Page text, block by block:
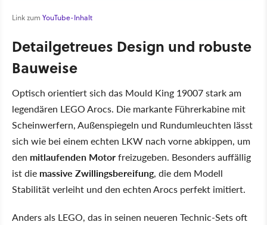
Link zum YouTube-Inhalt
Detailgetreues Design und robuste
Bauweise
Optisch orientiert sich das Mould King 19007 stark am
legendären LEGO Arocs. Die markante Führerkabine mit
Scheinwerfern, Außenspiegeln und Rundumleuchten lässt
sich wie bei einem echten LKW nach vorne abkippen, um
den mitlaufenden Motorfreizugeben. Besonders auffällig
ist die massive Zwillingsbereifung, die dem Modell
Stabilität verleiht und den echten Arocs perfekt imitiert.
Anders als LEGO, das in seinen neueren Technic-Sets oft